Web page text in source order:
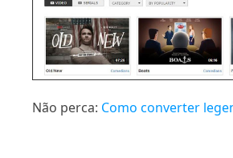
Não perca: Como converter